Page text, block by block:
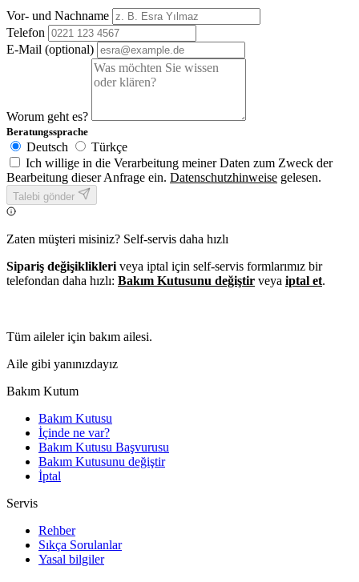
Vor- und Nachname
Telefon
E-Mail (optional)
Worum geht es?
Beratungssprache
Deutsch
Türkçe
Ich willige in die Verarbeitung meiner Daten zum Zweck der
Bearbeitung dieser Anfrage ein. Datenschutzhinweise gelesen.
Talebi gönder
Zaten müşteri misiniz? Self-servis daha hızlı
Sipariş değişiklikleri veya iptal için self-servis formlarımız bir
telefondan daha hızlı: Bakım Kutusunu değiştir veya iptal et.
Tüm aileler için bakım ailesi.
Aile gibi yanınızdayız
Bakım Kutum
Bakım Kutusu
İçinde ne var?
Bakım Kutusu Başvurusu
Bakım Kutusunu değiştir
İptal
Servis
Rehber
Sıkça Sorulanlar
Yasal bilgiler